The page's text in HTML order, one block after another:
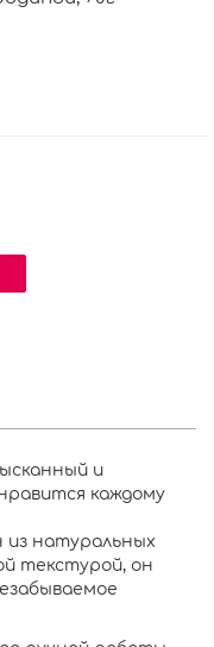
и
каждому
из натуральных
текстурой, он